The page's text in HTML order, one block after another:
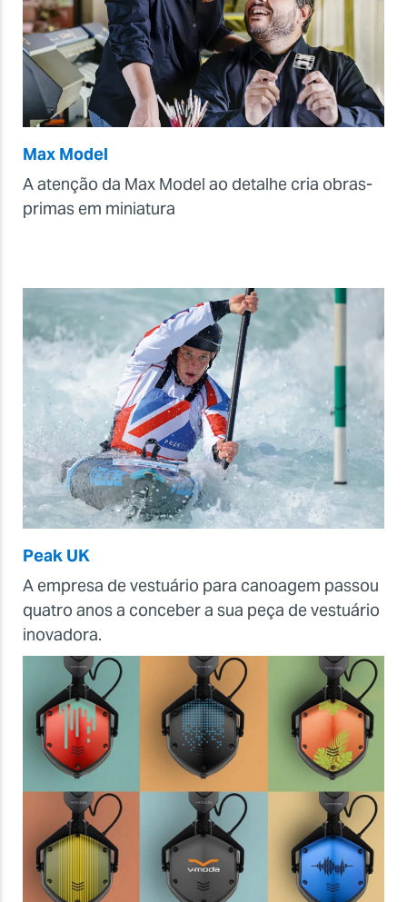
Max Model
A atenção da Max Model ao detalhe cria obras-
primas em miniatura
Peak UK
A empresa de vestuário para canoagem passou
quatro anos a conceber a sua peça de vestuário
inovadora.